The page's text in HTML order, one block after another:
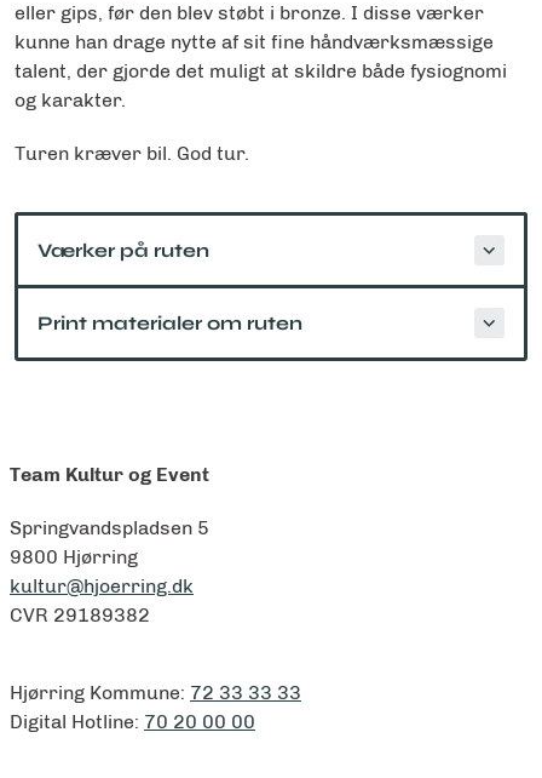
eller gips, før den blev støbt i bronze. I disse værker
kunne han drage nytte af sit fine håndværksmæssige
talent, der gjorde det muligt at skildre både fysiognomi
og karakter.
Turen kræver bil. God tur.
Værker på ruten
Print materialer om ruten
Team Kultur og Event
Springvandspladsen 5
9800 Hjørring
kultur@hjoerring.dk
CVR 29189382
Hjørring Kommune: 72 33 33 33
Digital Hotline: 70 20 00 00